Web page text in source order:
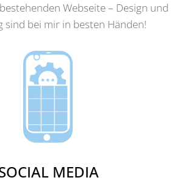
Webseite – Design und
sind bei mir in besten Händen!
MEDIA